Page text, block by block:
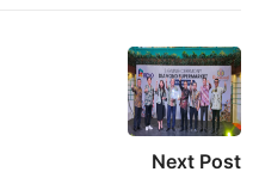
Next Post